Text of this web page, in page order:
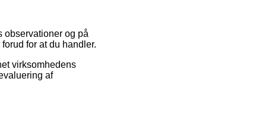
observationer og på
for at du handler.
virksomhedens
af